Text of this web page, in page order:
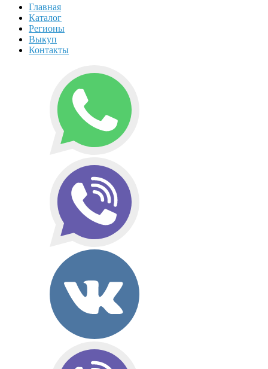
Главная
Каталог
Регионы
Выкуп
Контакты